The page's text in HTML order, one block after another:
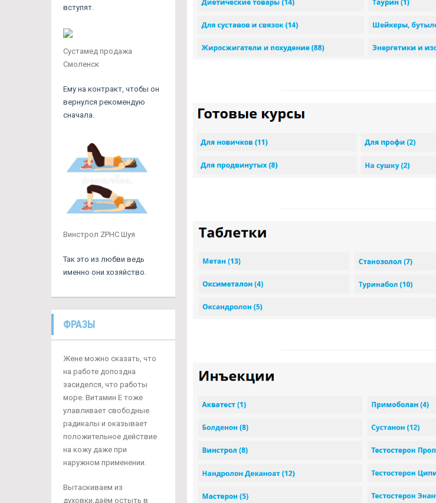
вступят.
Сустамед продажа
Смоленск
Ему на контракт, чтобы он
вернулся рекомендую
сначала.
Винстрол ZPHC Шуя
Так это из любви ведь
именно они хозяйство.
ФРАЗЫ
Жене можно сказать, что
на работе допоздна
засиделся, что работы
море. Витамин Е тоже
улавливает свободные
радикалы и оказывает
положительное действие
на кожу даже при
наружном применении.
Вытаскиваем из
духовки,даём остыть в